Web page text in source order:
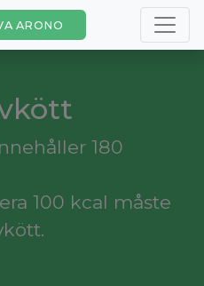
ARONO
180
100 kcal måste